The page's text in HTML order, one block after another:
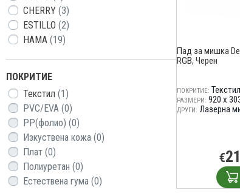
CHERRY (3)
ESTILLO (2)
HAMA (19)
ПОКРИТИЕ
Текстил (1)
PVC/EVA (0)
PP(фолио) (0)
Изкуствена кожа (0)
Плат (0)
Полиуретан (0)
Естествена гума (0)
Пад за мишка
RGB, Черен
ПОКРИТИЕ: Текстил
РАЗМЕРИ: 920 x
ДРУГИ: Лазерна
€21